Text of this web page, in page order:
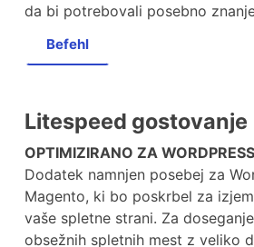
da bi potrebovali posebno
Befehl
Litespeed gostovanje
OPTIMIZIRANO ZA
Dodatek namnjen posebej za
Magento, ki bo poskrbel za
vaše spletne strani. Za
obsežnih spletnih mest z veliko